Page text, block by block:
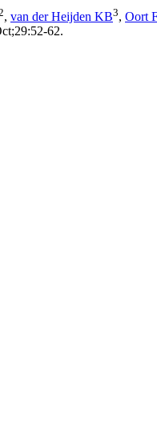
, van der Heijden KB3, Oort
62.